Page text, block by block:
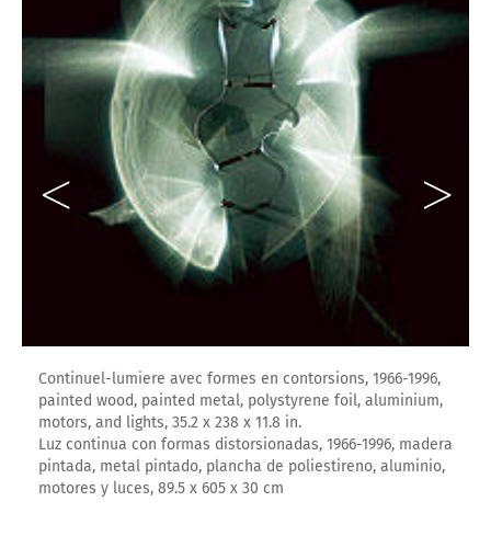
Continuel-lumiere avec formes en contorsions, 1966-1996,
painted wood, painted metal, polystyrene foil, aluminium,
motors, and lights, 35.2 x 238 x 11.8 in.
Luz continua con formas distorsionadas, 1966-1996, madera
pintada, metal pintado, plancha de poliestireno, aluminio,
motores y luces, 89.5 x 605 x 30 cm